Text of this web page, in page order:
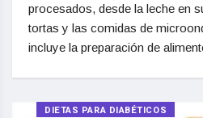
procesados, desde la leche en
tortas y las comidas de
incluye la preparación de
DIETAS PARA DIABÉTICOS